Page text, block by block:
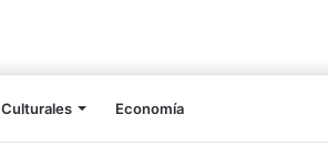
Culturales Economía